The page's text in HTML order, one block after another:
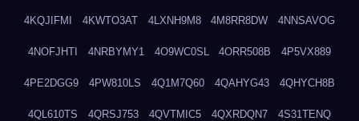
4KQJIFMI 4KWTO3AT 4LXNH9M8 4M8RR8DW 4NNSAVOG
4NOFJHTI 4NRBYMY1 4O9WC0SL 4ORR508B 4P5VX889
4PE2DGG9 4PW810LS 4Q1M7Q60 4QAHYG43 4QHYCH8B
4QL610TS 4QRSJ753 4QVTMIC5 4QXRDQN7 4S31TENQ